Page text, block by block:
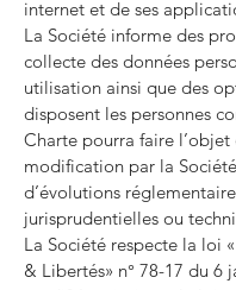
internet et de ses
La Société informe des
collecte des données
utilisation ainsi que des
disposent les personnes
Charte pourra faire l’objet
modification par la
d’évolutions
jurisprudentielles ou
La Société respecte la loi
& Libertés» n° 78-17 du 6